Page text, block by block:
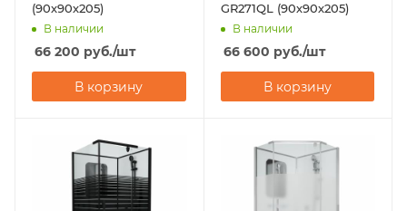
(90х90х205)
В наличии
66 200 руб./шт
В корзину
GR271QL (90х90х205)
В наличии
66 600 руб./шт
В корзину